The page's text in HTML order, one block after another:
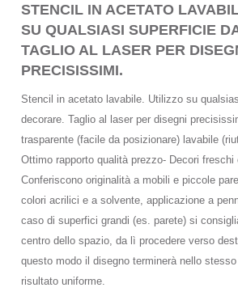
STENCIL IN ACETATO
SU QUALSIASI SUPERFICIE
TAGLIO AL LASER PER
PRECISISSIMI.
Stencil in acetato lavabile. Utilizzo su
decorare. Taglio al laser per disegni
trasparente (facile da posizionare) lavabile
Ottimo rapporto qualità prezzo- Decori freschi
Conferiscono originalità a mobili e piccole
colori acrilici e a solvente, applicazione a
caso di superfici grandi (es. parete) si
centro dello spazio, da lì procedere verso
questo modo il disegno terminerà nello
risultato uniforme.